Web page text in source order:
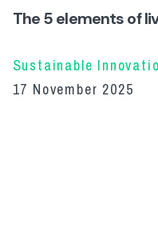
The 5 elements of
Sustainable
17 November 2025